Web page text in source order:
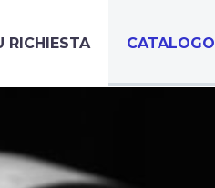
RICHIESTA CATALOGO